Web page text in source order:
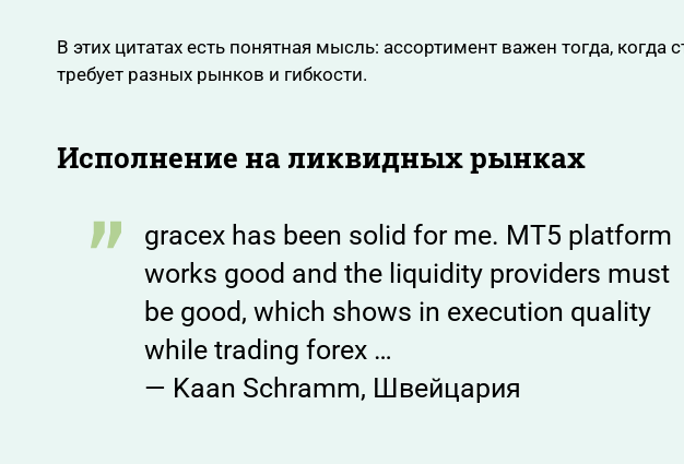
В этих цитатах есть понятная мысль: ассортимент важен тогда, когда
требует разных рынков и гибкости.
Исполнение на ликвидных рынках
gracex has been solid for me. MT5 platform
works good and the liquidity providers must
be good, which shows in execution quality
while trading forex …
— Kaan Schramm, Швейцария